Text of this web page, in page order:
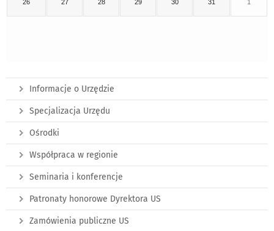
26 27 28 29 30 31 1
Informacje o Urzędzie
Specjalizacja Urzędu
Ośrodki
Współpraca w regionie
Seminaria i konferencje
Patronaty honorowe Dyrektora US
Zamówienia publiczne US